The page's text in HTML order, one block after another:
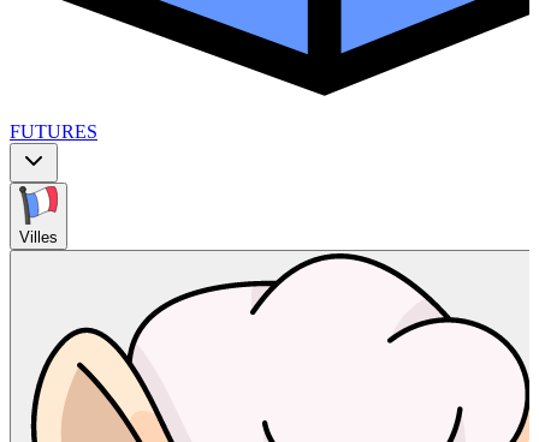
FUTURES
Villes